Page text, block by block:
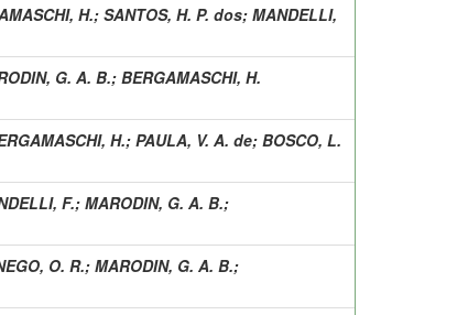
H.; SANTOS, H. P. dos; MANDELLI,
G. A. B.; BERGAMASCHI, H.
H.; PAULA, V. A. de; BOSCO, L.
F.; MARODIN, G. A. B.;
O. R.; MARODIN, G. A. B.;